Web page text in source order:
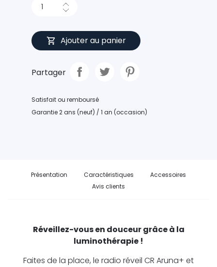
Ajouter au panier
Partager
Satisfait ou remboursé
Garantie 2 ans (neuf) / 1 an (occasion)
Présentation Caractéristiques
Accessoires
Avis clients
Réveillez-vous en douceur grâceà la
luminothérapie !
Faites de la place, le radio réveil CR Aruna+ et